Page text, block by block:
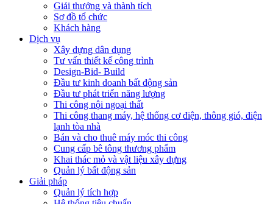
Giải thưởng và thành tích
Sơ đồ tổ chức
Khách hàng
Dịch vụ
Xây dựng dân dụng
Tư vấn thiết kế công trình
Design-Bid- Build
Đầu tư kinh doanh bất động sản
Đầu tư phát triển năng lượng
Thi công nội ngoại thất
Thi công thang máy, hệ thống cơ điện, thông gió, điện
lạnh tòa nhà
Bán và cho thuê máy móc thi công
Cung cấp bê tông thương phẩm
Khai thác mỏ và vật liệu xây dựng
Quản lý bất động sản
Giải pháp
Quản lý tích hợp